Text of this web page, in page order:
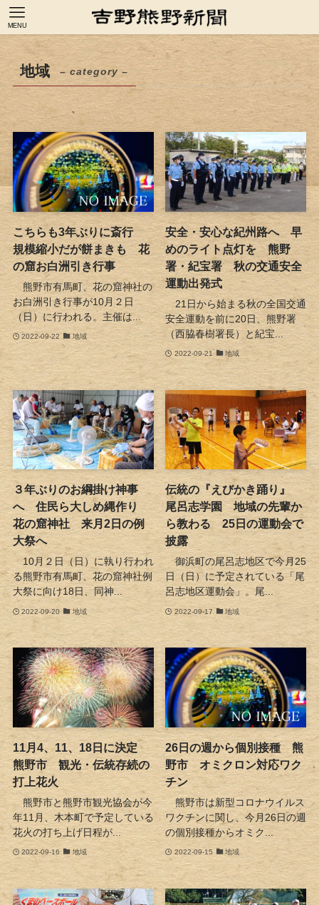
MENU
地域 – category –
こちらも3年ぶりに斎行
規模縮小だが餅まきも 花
の窟お白洲引き行事
熊野市有馬町、花の窟神社の
お白洲引き行事が10月２日
（日）に行われる。主催は...
2022-09-22 地域
安全・安心な紀州路へ 早
めのライト点灯を 熊野
署・紀宝署 秋の交通安全
運動出発式
21日から始まる秋の全国交通
安全運動を前に20日、熊野署
（西脇春樹署長）と紀宝...
2022-09-21 地域
３年ぶりのお綱掛け神事
へ 住民ら大しめ縄作り
花の窟神社 来月2日の例
大祭へ
10月２日（日）に執り行われ
る熊野市有馬町、花の窟神社例
大祭に向け18日、同神...
2022-09-20 地域
伝統の『えびかき踊り』
尾呂志学園 地域の先輩か
ら教わる 25日の運動会で
披露
御浜町の尾呂志地区で今月25
日（日）に予定されている「尾
呂志地区運動会」。尾...
2022-09-17 地域
11月4、11、18日に決定
熊野市 観光・伝統存続の
打上花火
熊野市と熊野市観光協会が今
年11月、木本町で予定している
花火の打ち上げ日程が...
2022-09-16 地域
26日の週から個別接種 熊
野市 オミクロン対応ワク
チン
熊野市は新型コロナウイルス
ワクチンに関し、今月26日の週
の個別接種からオミク...
2022-09-15 地域